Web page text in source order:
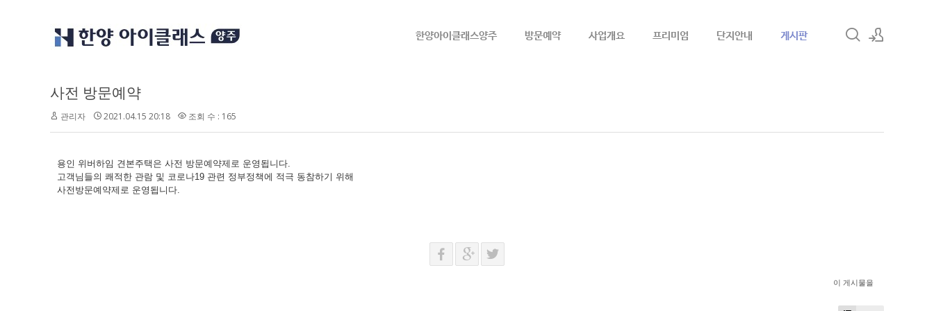
한양아이클래스양주 방문예약 사업개요 프리미엄 단지안내 게시판
사전 방문예약
관리자 2021.04.15 20:18 조회 수 : 165
용인 위버하임 견본주택은 사전 방문예약제로 운영됩니다.
고객님들의 쾌적한 관람 및 코로나19 관련 정부정책에 적극 동참하기 위해
사전방문예약제로 운영됩니다.
이 게시물을